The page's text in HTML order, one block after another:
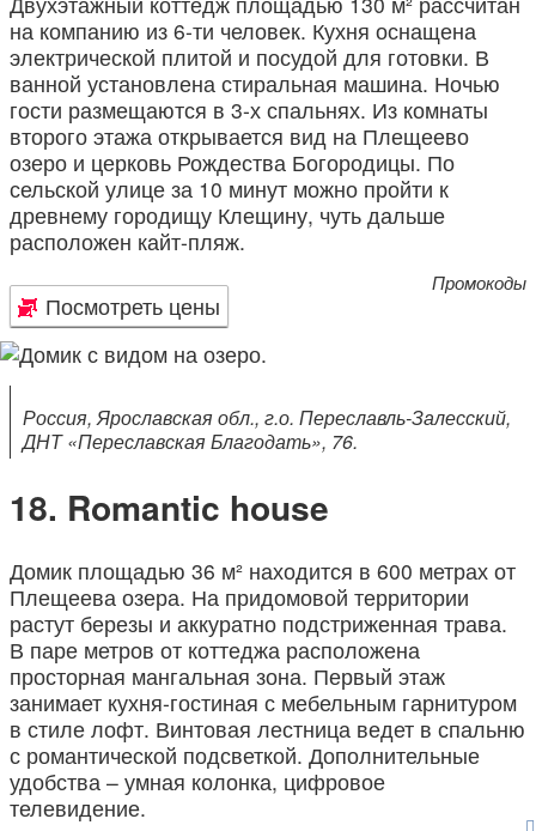
на компанию из 6-ти человек. Кухня оснащена
электрической плитой и посудой для готовки. В
ванной установлена стиральная машина. Ночью
гости размещаются в 3-х спальнях. Из комнаты
второго этажа открывается вид на Плещеево
озеро и церковь Рождества Богородицы. По
сельской улице за 10 минут можно пройти к
древнему городищу Клещину, чуть дальше
расположен кайт-пляж.
Посмотреть цены
Промокоды
Россия, Ярославская обл., г.о. Переславль-Залесский,
ДНТ «Переславская Благодать», 76.
Romantic house
Домик площадью 36 м² находится в 600 метрах от
Плещеева озера. На придомовой территории
растут березы и аккуратно подстриженная трава.
В паре метров от коттеджа расположена
просторная мангальная зона. Первый этаж
занимает кухня-гостиная с мебельным гарнитуром
в стиле лофт. Винтовая лестница ведет в спальню
с романтической подсветкой. Дополнительные
удобства – умная колонка, цифровое
телевидение.